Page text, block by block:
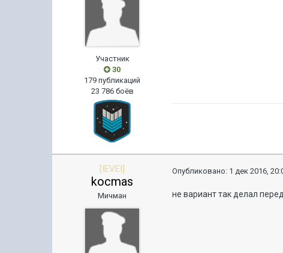
Участник
30
179 публикаций
23 786 боёв
[IEVEI]
kocmas
Мичман
Опубликовано: 1 дек 2016,
не вариант так делал